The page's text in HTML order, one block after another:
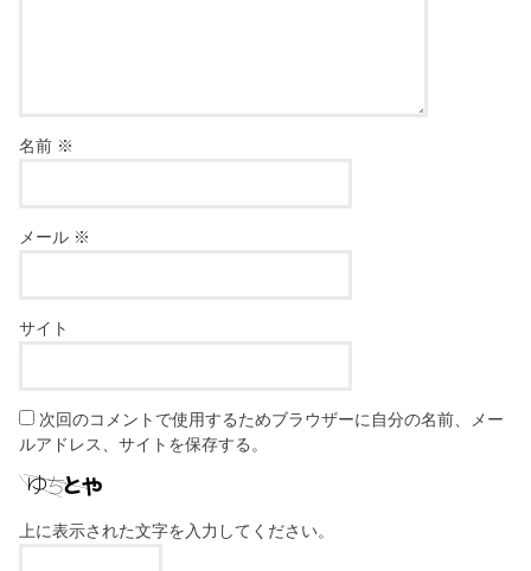
名前 ※
メール ※
サイト
次回のコメントで使用するためブラウザーに自分の名前、メー
ルアドレス、サイトを保存する。
上に表示された文字を入力してください。